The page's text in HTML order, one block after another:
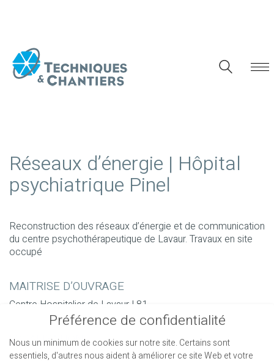
Réseaux d’énergie | Hôpital
psychiatrique Pinel
Reconstruction des réseaux d’énergie et de communication
du centre psychothérapeutique de Lavaur. Travaux en site
occupé
MAITRISE D’OUVRAGE
Centre Hospitalier de Lavaur | 81
LOCALISATION
Lavaur | 81
Préférence de confidentialité
Nous un minimum de cookies sur notre site. Certains sont
essentiels, d'autres nous aident à améliorer ce site Web et votre